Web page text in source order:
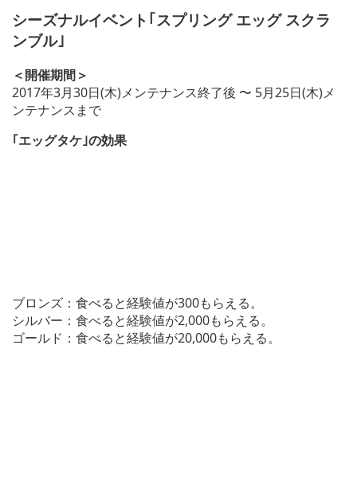
シーズナルイベント｢スプリング エッグ スクラ
ンブル｣
＜開催期間＞
2017年3月30日(木)メンテナンス終了後 〜 5月25日(木)メ
ンテナンスまで
｢エッグタケ｣の効果
ブロンズ：食べると経験値が300もらえる。
シルバー：食べると経験値が2,000もらえる。
ゴールド：食べると経験値が20,000もらえる。